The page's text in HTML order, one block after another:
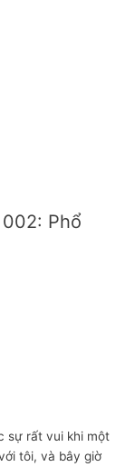
Phổ
sự rất vui khi một
tôi, và bây giờ